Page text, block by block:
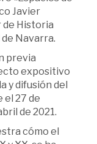
Javier
Historia
Navarra.
previa
expositivo
y difusión del
el 27 de
de 2021.
cómo el